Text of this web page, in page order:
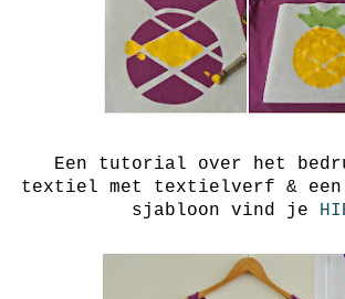
Een tutorial over het
textiel met textielverf & een
sjabloon vind je